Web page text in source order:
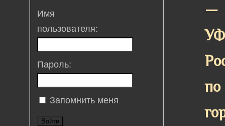
—
по
Имя
пользователя:
Пароль:
Запомнить меня
Войти